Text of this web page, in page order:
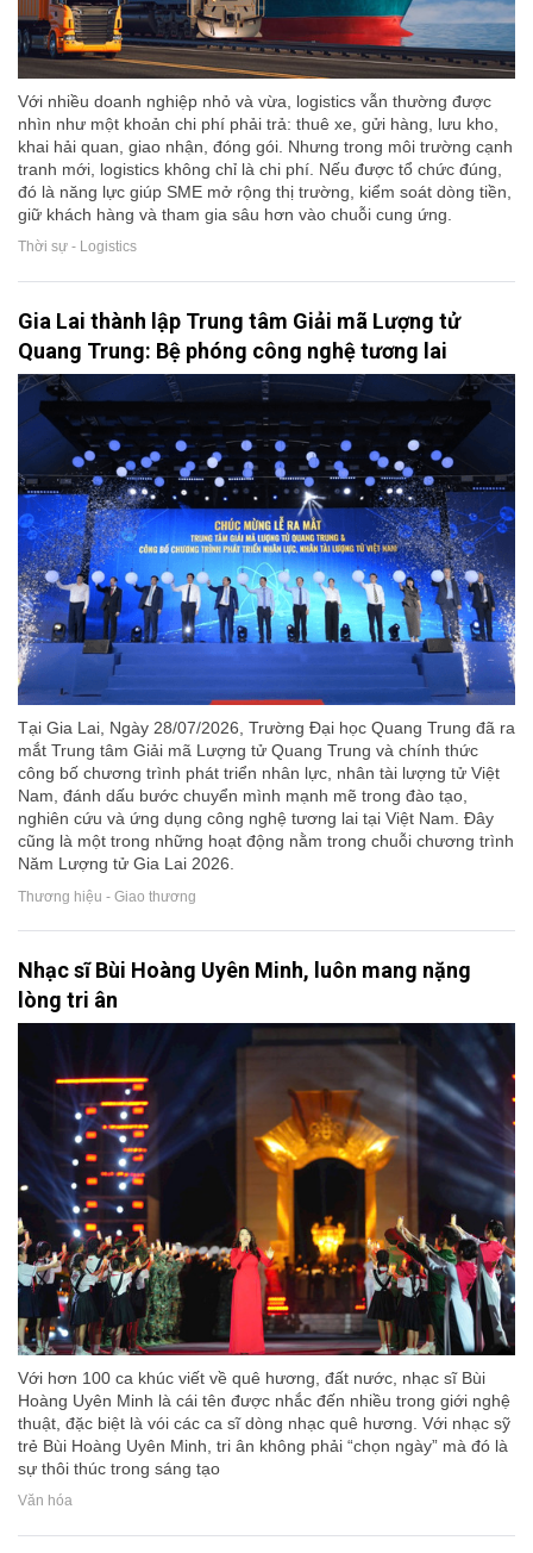
Với nhiều doanh nghiệp nhỏ và vừa, logistics vẫn thường được
nhìn như một khoản chi phí phải trả: thuê xe, gửi hàng, lưu kho,
khai hải quan, giao nhận, đóng gói. Nhưng trong môi trường cạnh
tranh mới, logistics không chỉ là chi phí. Nếu được tổ chức đúng,
đó là năng lực giúp SME mở rộng thị trường, kiểm soát dòng tiền,
giữ khách hàng và tham gia sâu hơn vào chuỗi cung ứng.
Thời sự - Logistics
Gia Lai thành lập Trung tâm Giải mã Lượng tử
Quang Trung: Bệ phóng công nghệ tương lai
Tại Gia Lai, Ngày 28/07/2026, Trường Đại học Quang Trung đã ra
mắt Trung tâm Giải mã Lượng tử Quang Trung và chính thức
công bố chương trình phát triển nhân lực, nhân tài lượng tử Việt
Nam, đánh dấu bước chuyển mình mạnh mẽ trong đào tạo,
nghiên cứu và ứng dụng công nghệ tương lai tại Việt Nam. Đây
cũng là một trong những hoạt động nằm trong chuỗi chương trình
Năm Lượng tử Gia Lai 2026.
Thương hiệu - Giao thương
Nhạc sĩ Bùi Hoàng Uyên Minh, luôn mang nặng
lòng tri ân
Với hơn 100 ca khúc viết về quê hương, đất nước, nhạc sĩ Bùi
Hoàng Uyên Minh là cái tên được nhắc đến nhiều trong giới nghệ
thuật, đặc biệt là vói các ca sĩ dòng nhạc quê hương. Với nhạc sỹ
trẻ Bùi Hoàng Uyên Minh, tri ân không phải “chọn ngày” mà đó là
sự thôi thúc trong sáng tạo
Văn hóa